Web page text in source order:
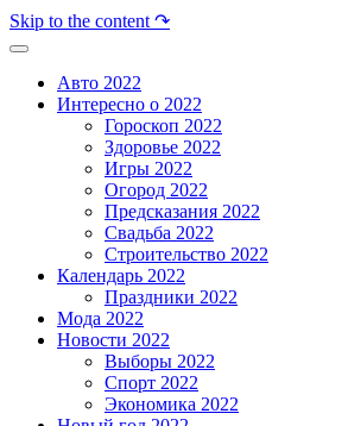
Skip to the content ↷
Авто 2022
Интересно о 2022
Гороскоп 2022
Здоровье 2022
Игры 2022
Огород 2022
Предсказания 2022
Свадьба 2022
Строительство 2022
Календарь 2022
Праздники 2022
Мода 2022
Новости 2022
Выборы 2022
Спорт 2022
Экономика 2022